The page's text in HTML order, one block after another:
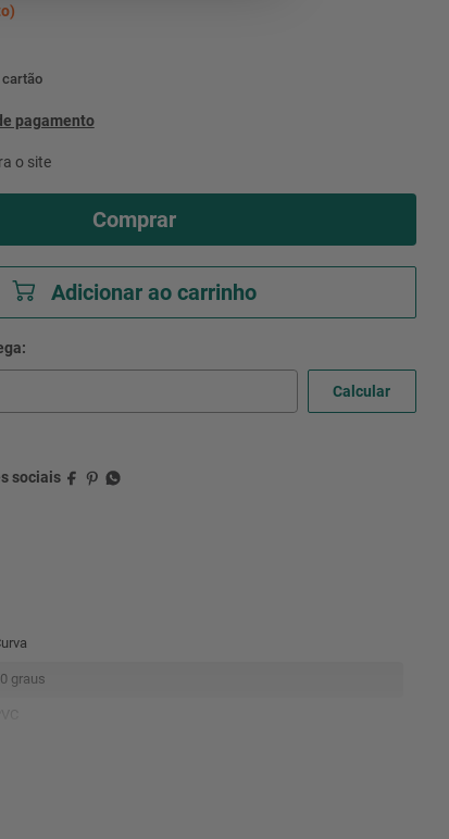
pagamento
o site
Comprar
Adicionar ao carrinho
graus